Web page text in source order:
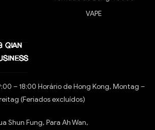
VAPE
– 18:00 Horário de Hong Kong, Montag –
(Feriados excluídos)
Shun Fung, Para Ah Wan,